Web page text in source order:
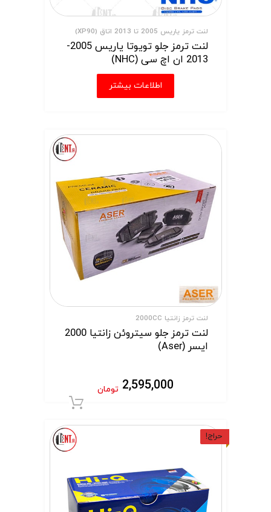
لنت ترمز یاریس 2005 تا 2013 اتاق (XP90)
لنت ترمز جلو تویوتا یاریس 2005-
2013 ان اچ سی (NHC)
اطلاعات بیشتر
لنت ترمز زانتیا 2000CC
لنت ترمز جلو سیتروئن زانتیا 2000
ایسر (Aser)
2,595,000 تومان
حراج!